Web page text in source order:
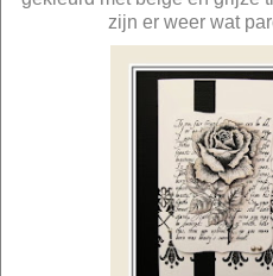
zijn er weer wat